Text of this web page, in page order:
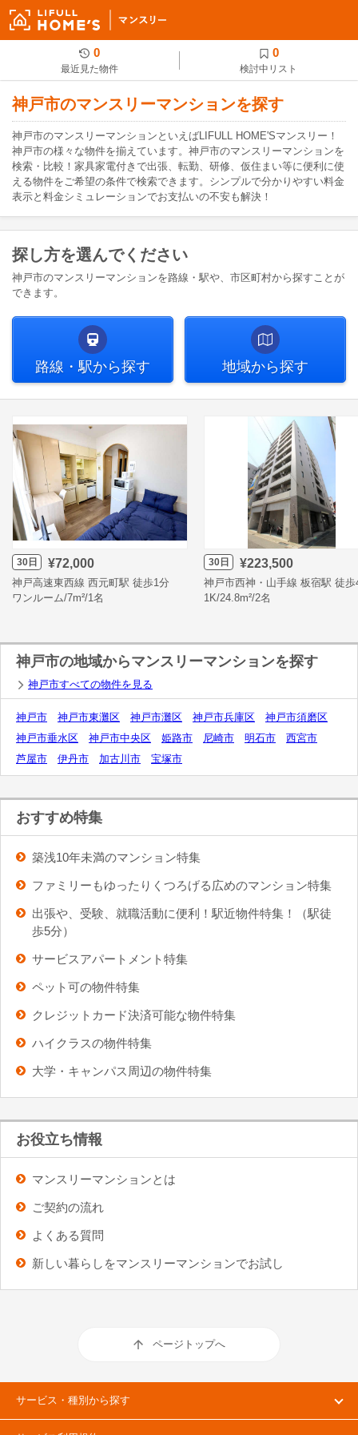
0
最近見た物件
0
検討中リスト
神戸市のマンスリーマンションを探す
神戸市のマンスリーマンションといえばLIFULL HOME'Sマンスリー！
神戸市の様々な物件を揃えています。神戸市のマンスリーマンションを
検索・比較！家具家電付きで出張、転勤、研修、仮住まい等に便利に使
える物件をご希望の条件で検索できます。シンプルで分かりやすい料金
表示と料金シミュレーションでお支払いの不安も解決！
探し方を選んでください
神戸市のマンスリーマンションを路線・駅や、市区町村から探すことが
できます。
路線・駅から探す 地域から探す
30日 ¥72,000
神戸高速東西線 西元町駅 徒歩1分
ワンルーム/7m²/1名
30日 ¥223,500
神戸市西神・山手線 板宿駅 徒歩
1K/24.8m²/2名
神戸市の地域からマンスリーマンションを探す
神戸市すべての物件を見る
神戸市 神戸市東灘区 神戸市灘区 神戸市兵庫区
神戸市須磨区
神戸市垂水区
神戸市中央区 姫路市 尼崎市 明石市
西宮市
芦屋市
伊丹市 加古川市 宝塚市
おすすめ特集
築浅10年未満のマンション特集
ファミリーもゆったりくつろげる広めのマンション特集
出張や、受験、就職活動に便利！駅近物件特集！（駅徒
歩5分）
サービスアパートメント特集
ペット可の物件特集
クレジットカード決済可能な物件特集
ハイクラスの物件特集
大学・キャンパス周辺の物件特集
お役立ち情報
マンスリーマンションとは
ご契約の流れ
よくある質問
新しい暮らしをマンスリーマンションでお試し
ページトップへ
サービス・種別から探す